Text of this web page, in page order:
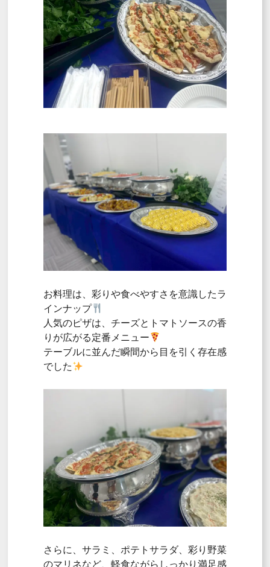
お料理は、彩りや食べやすさを意識したラ
インナップ
人気のピザは、チーズとトマトソースの香
りが広がる定番メニュー
テーブルに並んだ瞬間から目を引く存在感
でした
さらに、サラミ、ポテトサラダ、彩り野菜
のマリネなど、軽食ながらしっかり満足感